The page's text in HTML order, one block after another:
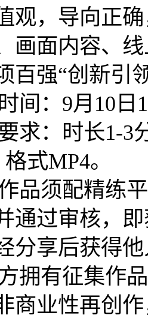
观，导向正
画面内容、
百强“创新引
间： 9月 10 日
求：时长1-3
格式MP4。
品须配精练
通过审核，
分享后获得
拥有征集作
商业性再创